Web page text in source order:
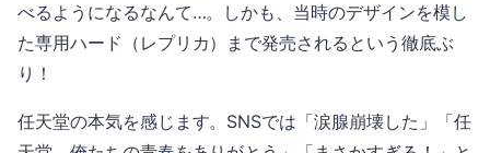
べるようになるなんて…。しかも、当時のデザインを模し
た専用ハード（レプリカ）まで発売されるという徹底ぶ
り！
任天堂の本気を感じます。SNSでは「涙腺崩壊した」「任